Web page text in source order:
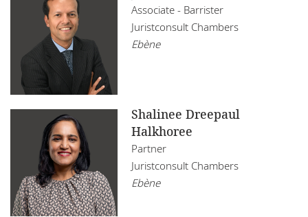
Maurice
Mozambique
Namibie
Nigeria
Ouganda
Rwanda
Sénégal
Tanzanie
Restructuring
Tax
Infrastructure, Construction and Transport
Insurance
Real Estate
Technology
Associate - Barrister
Juristconsult Chambers
Ebène
Shalinee Dreepaul
Halkhoree
Partner
Juristconsult Chambers
Ebène